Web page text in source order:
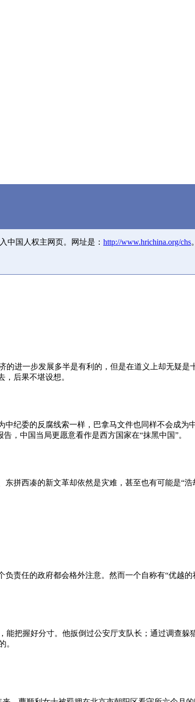
中国人权主网页。网址是： http://www.hrichina.org/chs
的进一步发展多半是有利的，但是在道义上却无疑
后果不堪设想。
纪委的反腐线索一样，巴拿马文件也同样不会成
，中国当局更愿意看作是西方国家在“抹黑中国”。
拼西凑的新文革却依然是灾难，甚至也有可能是“
责任的政府都会格外注意。然而一个自称有“优越
把握好分寸。他扳倒过公安厅支队长；通过调查
。